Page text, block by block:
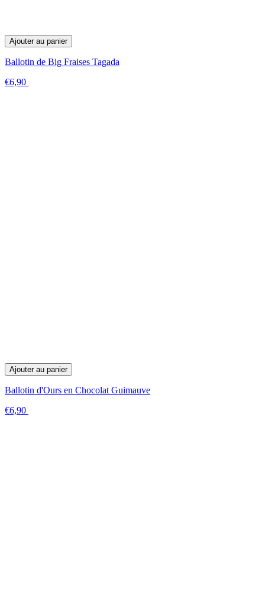
Ajouter au panier
Ballotin de Big Fraises Tagada
€6,90
Ajouter au panier
Ballotin d'Ours en Chocolat Guimauve
€6,90